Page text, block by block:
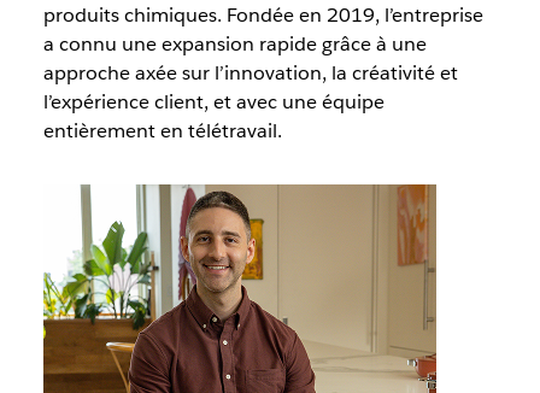
produits chimiques. Fondée en 2019, l’entreprise
a connu une expansion rapide grâce à une
approche axée sur l’innovation, la créativité et
l’expérience client, et avec une équipe
entièrement en télétravail.